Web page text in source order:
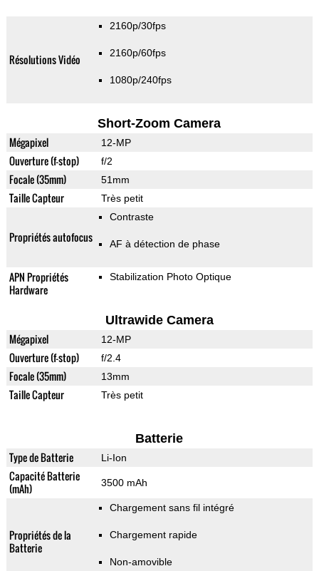
Résolutions Vidéo
2160p/30fps
2160p/60fps
1080p/240fps
Short-Zoom Camera
Mégapixel 12-MP
Ouverture (f-stop) f/2
Focale (35mm) 51mm
Taille Capteur Très petit
Propriétés autofocus
Contraste
AF à détection de phase
APN Propriétés
Hardware
Stabilization Photo Optique
Ultrawide Camera
Mégapixel 12-MP
Ouverture (f-stop) f/2.4
Focale (35mm) 13mm
Taille Capteur Très petit
Batterie
Type de Batterie Li-Ion
Capacité Batterie
(mAh)
3500 mAh
Propriétés de la
Batterie
Chargement sans fil intégré
Chargement rapide
Non-amovible